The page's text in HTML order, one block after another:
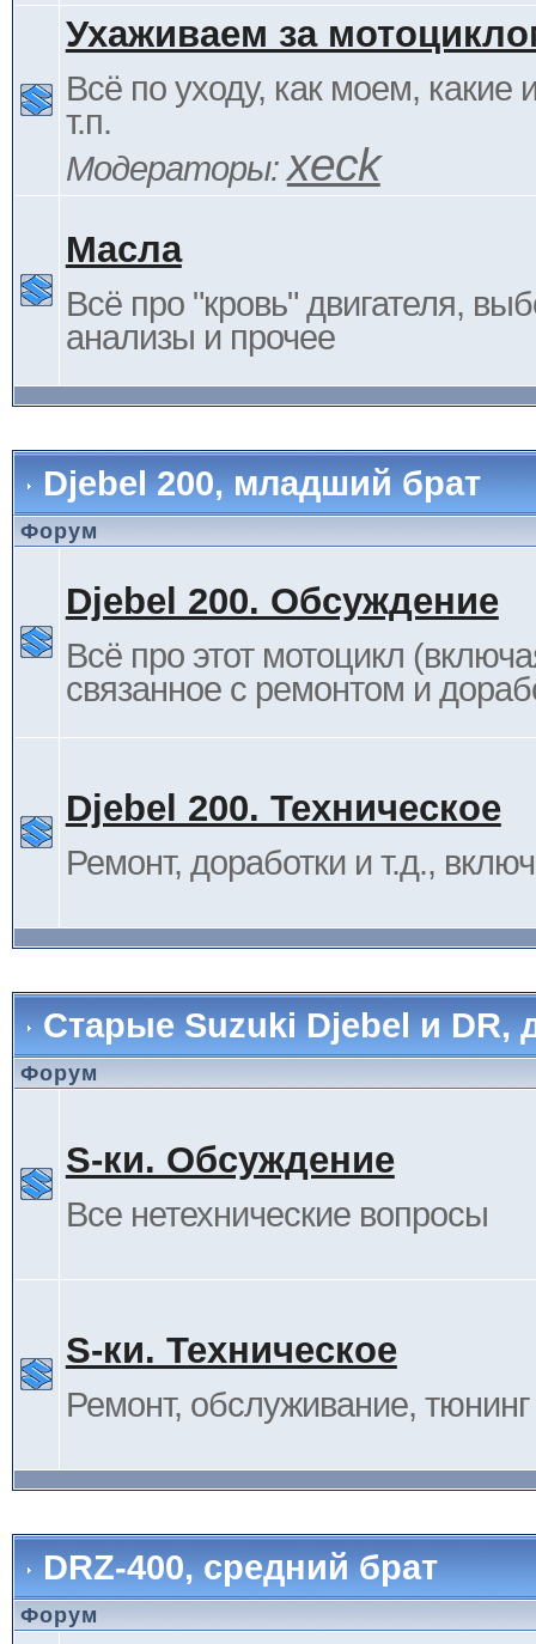
Ухаживаем за
Всё по уходу, как моем, какие
т.п.
Модераторы:xeck
Масла
Всё про "кровь" двигателя,
анализы и прочее
Djebel 200, младший брат
Форум
Djebel 200. Обсуждение
Всё про этот мотоцикл
связанное с ремонтом и
Djebel 200. Техническое
Ремонт, доработки и т.д.,
Старые Suzuki Djebel и DR,
Форум
S-ки. Обсуждение
Все нетехнические вопросы
S-ки. Техническое
Ремонт, обслуживание, тюнинг
DRZ-400, средний брат
Форум